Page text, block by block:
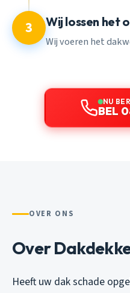
3 Wij lossen het
Wij voeren het
NU
BEL
OVER ONS
Over
Heeft uw dak schade